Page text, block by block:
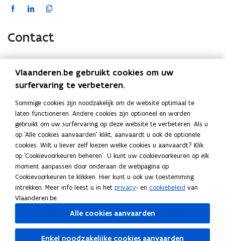
F
c
e
b
L
k
e
o
p
e
n
t
i
n
n
i
u
K
i
e
i
n
k
n
a
a
r
k
l
m
b
Contact
(Scroll
links)
(Scroll
rechts)Onderwerp
Algemene en inhoudelijke vragen
(over uw dossier, beslissingen,
procedures, voorwaarden,..)
Contacteer de
bevoegde overheid
Problemen metaanmelden
Bel gratis naar 1700
(elke werkdag van 9
tot 19u)
Problemen tijdens het aanvragen
in het Omgevingsloket.
Tel: 078/78.78.54
Mail:
ergunning@vlaandere
n.be
o
p
e
n
Vlaanderen.be gebruikt cookies om uw
surfervaring te verbeteren.
Sommige cookies zijn noodzakelijk om de website optimaal te
laten functioneren. Andere cookies zijn optioneel en worden
gebruikt om uw surfervaring op deze website te verbeteren. Als u
op 'Alle cookies aanvaarden' klikt, aanvaardt u ook de optionele
cookies. Wilt u liever zelf kiezen welke cookies u aanvaardt? Klik
op 'Cookievoorkeuren beheren'. U kunt uw cookievoorkeuren op elk
moment aanpassen door onderaan de webpagina op
Cookievoorkeuren te klikken. Hier kunt u ook uw toestemming
intrekken. Meer info leest u in het privacy- en cookiebeleid van
Vlaanderen.be.
Alle cookies aanvaarden
Enkel noodzakelijke cookies aanvaarden